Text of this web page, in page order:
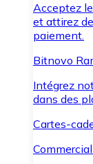
Acceptez
et attirez
paiement.
Bitnovo
Intégrez
dans des
Cartes-